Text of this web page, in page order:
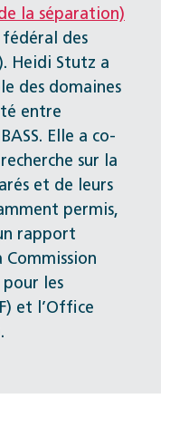
la séparation)
des
Heidi Stutz a
des domaines
entre
Elle a co-
sur la
et de leurs
permis,
rapport
les
et l’Office